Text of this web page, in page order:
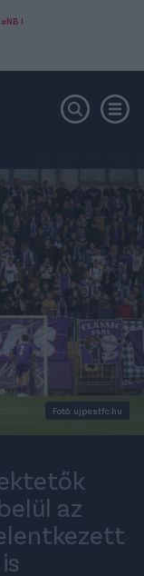
#NB I
Fotó: ujpestfc.hu
az